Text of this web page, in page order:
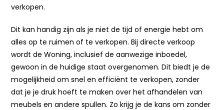
verkopen.
Dit kan handig zijn als je niet de tijd of energie hebt om
alles op te ruimen of te verkopen. Bij directe verkoop
wordt de Woning, inclusief de aanwezige inboedel,
gewoon in de huidige staat overgenomen. Dit biedt je de
mogelijkheid om snel en efficiënt te verkopen, zonder
dat je je druk hoeft te maken over het afhandelen van
meubels en andere spullen. Zo krijg je de kans om zonder